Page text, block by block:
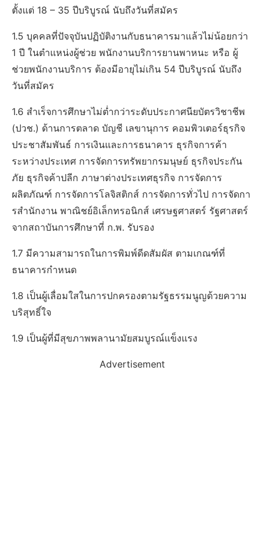
ตั้งแต่ 18 – 35 ปีบริบูรณ์ นับถึงวันที่สมัคร
1.5 บุคคลที่ปัจจุบันปฏิบัติงานกับธนาคารมาแล้วไม่น้อยกว่า
1 ปี ในตําแหน่งผู้ช่วย พนักงานบริการยานพาหนะ หรือ ผู้
ช่วยพนักงานบริการ ต้องมีอายุไม่เกิน 54 ปีบริบูรณ์ นับถึง
วันที่สมัคร
1.6 สําเร็จการศึกษาไม่ต่ำกว่าระดับประกาศนียบัตรวิชาชีพ
(ปวช.) ด้านการตลาด บัญชี เลขานุการ คอมพิวเตอร์ธุรกิจ
ประชาสัมพันธ์ การเงินและการธนาคาร ธุรกิจการค้า
ระหว่างประเทศ การจัดการทรัพยากรมนุษย์ ธุรกิจประกัน
ภัย ธุรกิจค้าปลีก ภาษาต่างประเทศธุรกิจ การจัดการ
ผลิตภัณฑ์ การจัดการโลจิสติกส์ การจัดการทั่วไป การจัดกา
รสํานักงาน พาณิชย์อิเล็กทรอนิกส์ เศรษฐศาสตร์ รัฐศาสตร์
จากสถาบันการศึกษาที่ ก.พ. รับรอง
1.7 มีความสามารถในการพิมพ์ดีดสัมผัส ตามเกณฑ์ที่
ธนาคารกําหนด
1.8 เป็นผู้เลื่อมใสในการปกครองตามรัฐธรรมนูญด้วยความ
บริสุทธิ์ใจ
1.9 เป็นผู้ที่มีสุขภาพพลานามัยสมบูรณ์แข็งแรง
Advertisement